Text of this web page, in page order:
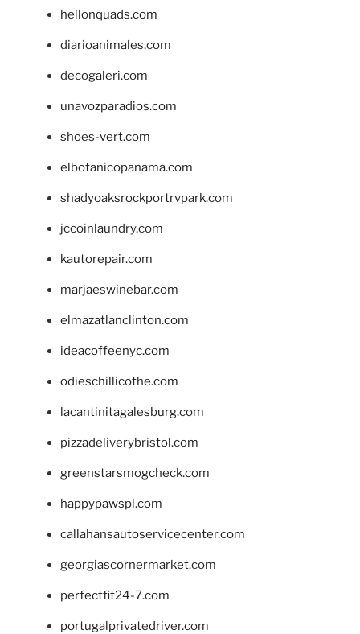
hellonquads.com
diarioanimales.com
decogaleri.com
unavozparadios.com
shoes-vert.com
elbotanicopanama.com
shadyoaksrockportrvpark.com
jccoinlaundry.com
kautorepair.com
marjaeswinebar.com
elmazatlanclinton.com
ideacoffeenyc.com
odieschillicothe.com
lacantinitagalesburg.com
pizzadeliverybristol.com
greenstarsmogcheck.com
happypawspl.com
callahansautoservicecenter.com
georgiascornermarket.com
perfectfit24-7.com
portugalprivatedriver.com